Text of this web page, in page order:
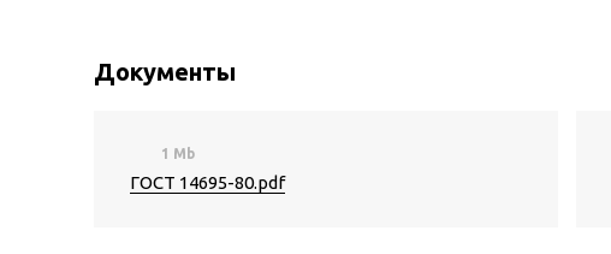
Документы
1 Mb
ГОСТ 14695-80.pdf